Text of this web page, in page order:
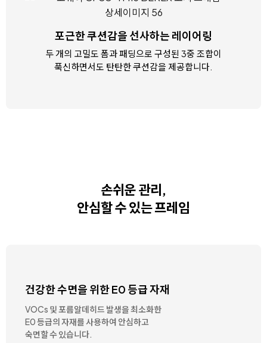
포근한 쿠션감을 선사하는 레이어링
두 개의 고밀도 폼과 패딩으로 구성된 3중 조합이
푹신하면서도 탄탄한 쿠션감을 제공합니다.
손쉬운 관리,
안심할 수 있는 프레임
건강한 수면을 위한E0 등급 자재
VOCs 및 포름알데히드 발생을 최소화한
E0 등급의 자재를 사용하여 안심하고
숙면할 수 있습니다.